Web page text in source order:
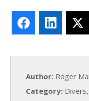
Facebook
Author: Roger
Category: Divers,